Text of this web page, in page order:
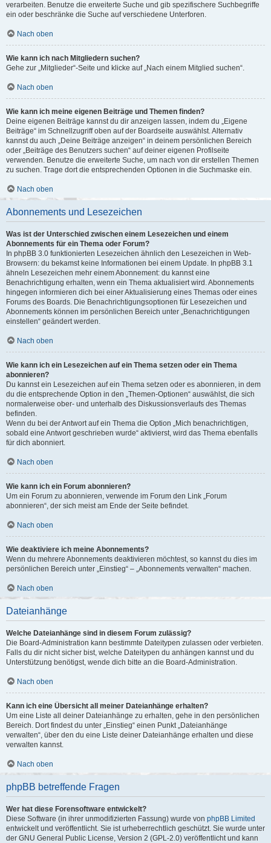
verarbeiten. Benutze die erweiterte Suche und gib spezifischere Suchbegriffe
ein oder beschränke die Suche auf verschiedene Unterforen.
Nach oben
Wie kann ich nach Mitgliedern suchen?
Gehe zur „Mitglieder“-Seite und klicke auf „Nach einem Mitglied suchen“.
Nach oben
Wie kann ich meine eigenen Beiträge und Themen finden?
Deine eigenen Beiträge kannst du dir anzeigen lassen, indem du „Eigene
Beiträge“ im Schnellzugriff oben auf der Boardseite auswählst. Alternativ
kannst du auch „Deine Beiträge anzeigen“ in deinem persönlichen Bereich
oder „Beiträge des Benutzers suchen“ auf deiner eigenen Profilseite
verwenden. Benutze die erweiterte Suche, um nach von dir erstellen Themen
zu suchen. Trage dort die entsprechenden Optionen in die Suchmaske ein.
Nach oben
Abonnements und Lesezeichen
Was ist der Unterschied zwischen einem Lesezeichen und einem
Abonnements für ein Thema oder Forum?
In phpBB 3.0 funktionierten Lesezeichen ähnlich den Lesezeichen in Web-
Browsern: du bekamst keine Informationen bei einem Update. In phpBB 3.1
ähneln Lesezeichen mehr einem Abonnement: du kannst eine
Benachrichtigung erhalten, wenn ein Thema aktualisiert wird. Abonnements
hingegen informieren dich bei einer Aktualisierung eines Themas oder eines
Forums des Boards. Die Benachrichtigungsoptionen für Lesezeichen und
Abonnements können im persönlichen Bereich unter „Benachrichtigungen
einstellen“ geändert werden.
Nach oben
Wie kann ich ein Lesezeichen auf ein Thema setzen oder ein Thema
abonnieren?
Du kannst ein Lesezeichen auf ein Thema setzen oder es abonnieren, in dem
du die entsprechende Option in den „Themen-Optionen“ auswählst, die sich
normalerweise ober- und unterhalb des Diskussionsverlaufs des Themas
befinden.
Wenn du bei der Antwort auf ein Thema die Option „Mich benachrichtigen,
sobald eine Antwort geschrieben wurde“ aktivierst, wird das Thema ebenfalls
für dich abonniert.
Nach oben
Wie kann ich ein Forum abonnieren?
Um ein Forum zu abonnieren, verwende im Forum den Link „Forum
abonnieren“, der sich meist am Ende der Seite befindet.
Nach oben
Wie deaktiviere ich meine Abonnements?
Wenn du mehrere Abonnements deaktivieren möchtest, so kannst du dies im
persönlichen Bereich unter „Einstieg“ – „Abonnements verwalten“ machen.
Nach oben
Dateianhänge
Welche Dateianhänge sind in diesem Forum zulässig?
Die Board-Administration kann bestimmte Dateitypen zulassen oder verbieten.
Falls du dir nicht sicher bist, welche Dateitypen du anhängen kannst und du
Unterstützung benötigst, wende dich bitte an die Board-Administration.
Nach oben
Kann ich eine Übersicht all meiner Dateianhänge erhalten?
Um eine Liste all deiner Dateianhänge zu erhalten, gehe in den persönlichen
Bereich. Dort findest du unter „Einstieg“ einen Punkt „Dateianhänge
verwalten“, über den du eine Liste deiner Dateianhänge erhalten und diese
verwalten kannst.
Nach oben
phpBB betreffende Fragen
Wer hat diese Forensoftware entwickelt?
Diese Software (in ihrer unmodifizierten Fassung) wurde von phpBB Limited
entwickelt und veröffentlicht. Sie ist urheberrechtlich geschützt. Sie wurde unter
der GNU General Public License, Version 2 (GPL-2.0) veröffentlicht und kann